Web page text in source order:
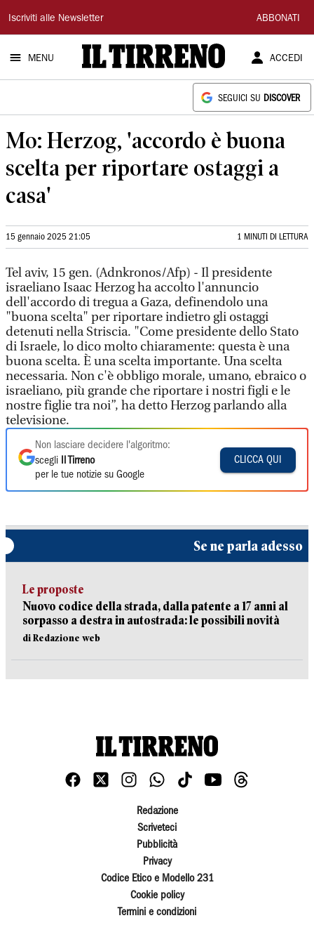
Il
Tirreno
Iscriviti alle Newsletter ABBONATI
MENU ACCEDI
SEGUICI SU DISCOVER
Mo: Herzog, 'accordo è buona
scelta per riportare ostaggi a
casa'
15 gennaio 2025 21:05 1 MINUTI DI LETTURA
Tel aviv, 15 gen. (Adnkronos/Afp) - Il presidente
israeliano Isaac Herzog ha accolto l'annuncio
dell'accordo di tregua a Gaza, definendolo una
"buona scelta" per riportare indietro gli ostaggi
detenuti nella Striscia. "Come presidente dello Stato
di Israele, lo dico molto chiaramente: questa è una
buona scelta. È una scelta importante. Una scelta
necessaria. Non c'è obbligo morale, umano, ebraico o
israeliano, più grande che riportare i nostri figli e le
nostre figlie tra noi”, ha detto Herzog parlando alla
televisione.
Non lasciare decidere l'algoritmo:
scegli
Il Tirreno
per le tue notizie su Google
CLICCA QUI
Se ne parla adesso
Le proposte
Nuovo codice della strada, dalla patente a 17 anni al
sorpasso a destra in autostrada: le possibili novità
di Redazione web
Redazione
Scriveteci
Pubblicità
Privacy
Codice Etico e Modello 231
Cookie policy
Termini e condizioni